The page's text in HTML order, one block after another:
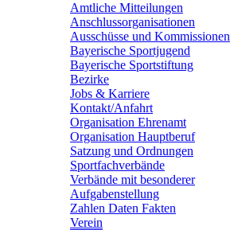
Amtli­che Mitteilungen
Anschluss­or­ga­ni­sa­tio­nen
Ausschüsse und Kommissionen
Baye­ri­sche Sportjugend
Baye­ri­sche Sportstiftung
Bezirke
Jobs & Karriere
Kontakt/​​Anfahrt
Orga­ni­sa­tion Ehrenamt
Orga­ni­sa­tion Hauptberuf
Satzung und Ordnungen
Sport­fach­ver­bände
Verbände mit beson­de­rer
Aufgabenstellung
Zahlen Daten Fakten
Verein